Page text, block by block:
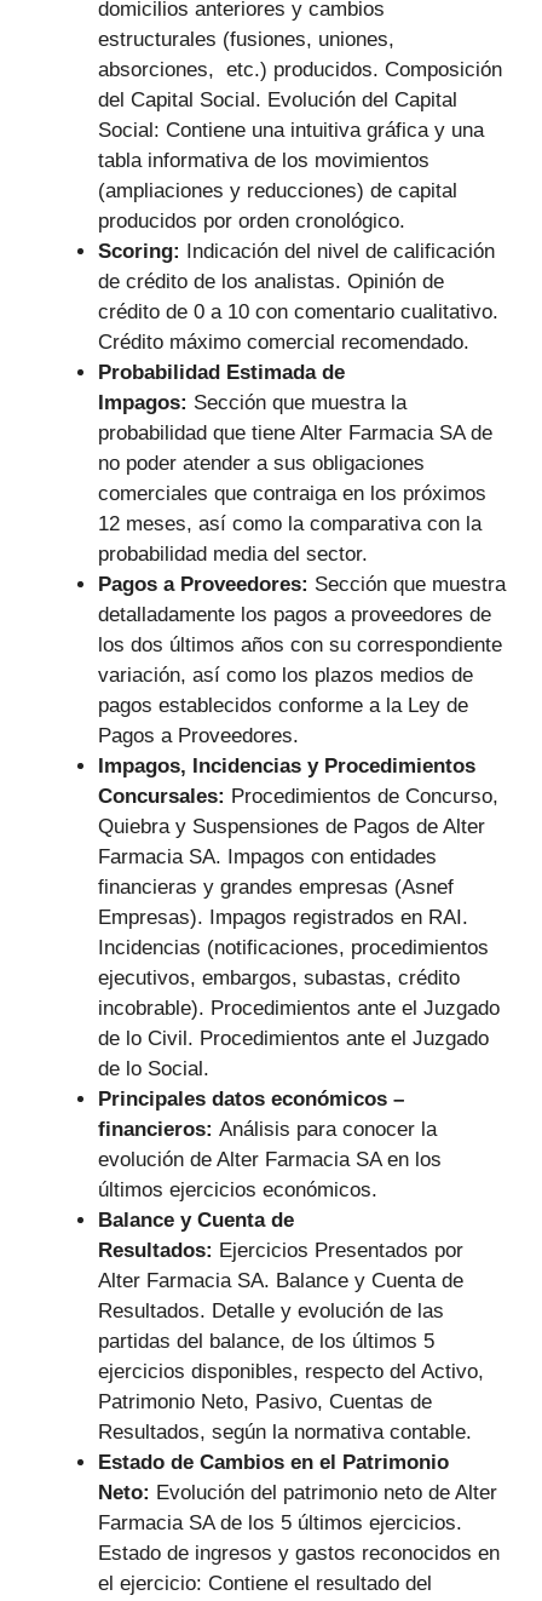
domicilios anteriores y cambios
estructurales (fusiones, uniones,
absorciones, etc.) producidos. Composición
del Capital Social. Evolución del Capital
Social: Contiene una intuitiva gráfica y una
tabla informativa de los movimientos
(ampliaciones y reducciones) de capital
producidos por orden cronológico.
Scoring: Indicación del nivel de calificación
de crédito de los analistas. Opinión de
crédito de 0 a 10 con comentario cualitativo.
Crédito máximo comercial recomendado.
Probabilidad Estimada de
Impagos: Sección que muestra la
probabilidad que tiene Alter Farmacia SA de
no poder atender a sus obligaciones
comerciales que contraiga en los próximos
12 meses, así como la comparativa con la
probabilidad media del sector.
Pagos a Proveedores: Sección que muestra
detalladamente los pagos a proveedores de
los dos últimos años con su correspondiente
variación, así como los plazos medios de
pagos establecidos conforme a la Ley de
Pagos a Proveedores.
Impagos, Incidencias y Procedimientos
Concursales: Procedimientos de Concurso,
Quiebra y Suspensiones de Pagos de Alter
Farmacia SA. Impagos con entidades
financieras y grandes empresas (Asnef
Empresas). Impagos registrados en RAI.
Incidencias (notificaciones, procedimientos
ejecutivos, embargos, subastas, crédito
incobrable). Procedimientos ante el Juzgado
de lo Civil. Procedimientos ante el Juzgado
de lo Social.
Principales datos económicos –
financieros: Análisis para conocer la
evolución de Alter Farmacia SA en los
últimos ejercicios económicos.
Balance y Cuenta de
Resultados: Ejercicios Presentados por
Alter Farmacia SA. Balance y Cuenta de
Resultados. Detalle y evolución de las
partidas del balance, de los últimos 5
ejercicios disponibles, respecto del Activo,
Patrimonio Neto, Pasivo, Cuentas de
Resultados, según la normativa contable.
Estado de Cambios en el Patrimonio
Neto: Evolución del patrimonio neto de Alter
Farmacia SA de los 5 últimos ejercicios.
Estado de ingresos y gastos reconocidos en
el ejercicio: Contiene el resultado del